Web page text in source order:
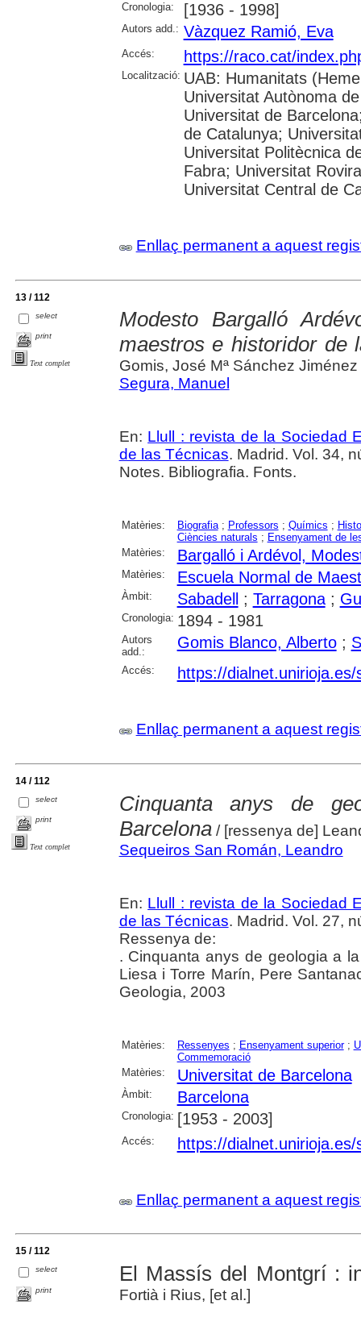
Cronologia: [1936 - 1998]
Autors add.: Vàzquez Ramió, Eva
Accés: https://raco.cat/
Localització: UAB: Humanitats
Universitat Autònoma
Universitat de
de Catalunya;
Universitat Politècnica
Fabra; Universitat
Universitat Central de
Enllaç permanent a aquest
13 / 112
select
print
Text complet
Modesto Bargalló
maestros e historidor de
Gomis, José Mª Sánchez Jiménez
Segura, Manuel
En: Llull : revista de la Sociedad
de las Técnicas. Madrid. Vol. 34,
Notes. Bibliografia. Fonts.
Matèries: Biografia; Professors ; Químics ;
Ciències naturals ; Ensenyament de
Matèries:
Bargalló i Ardévol,
Matèries: Escuela Normal de
Àmbit: Sabadell ; Tarragona;
Cronologia: 1894 - 1981
Autors
add.:
Gomis Blanco, Alberto;
Accés: https://
Enllaç permanent a aquest
14 / 112
select
print
Text complet
Cinquanta anys de
Barcelona/ [ressenya de]
Sequeiros San Román, Leandro
En: Llull : revista de la Sociedad
de las Técnicas. Madrid. Vol. 27,
Ressenya de:
. Cinquanta anys de geologia a
Liesa i Torre Marín, Pere
Geologia, 2003
Matèries: Ressenyes ; Ensenyament superior;
Commemoració
Matèries:
Universitat de Barcelona
Àmbit: Barcelona
Cronologia: [1953 - 2003]
Accés: https://
Enllaç permanent a aquest
15 / 112
select
print
El Massís del Montgrí :
Fortià i Rius, [et al.]